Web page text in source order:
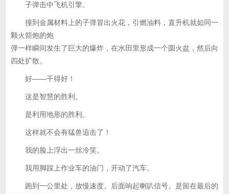
子弹击中飞机引擎。
撞到金属材料上的子弹冒出火花，引燃油料，直升机就如同一
颗火箭炮的炮
弹一样瞬间发生了巨大的爆炸，在水田里形成一个圆火盆，然后向
四处扩散。
好——干得好！
这是智慧的胜利。
是利用地形的胜利。
这样就不会有猛兽追击了！
我的脸上浮出一丝冷笑。
我用脚踩上作业车的油门，开动了汽车。
跑到一公里处，放慢速度。后面响起喇叭信号。是留在最后的